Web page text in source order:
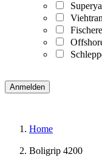
Home
Boligrip 4200